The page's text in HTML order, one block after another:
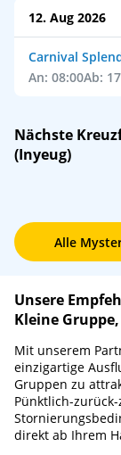
12. Aug 2026
Carnival
An: 08:00Ab:
Nächste
(Inyeug)
Alle
Unsere
Kleine
Mit unserem
einzigartige
Gruppen zu
Pünktlich-
direkt ab Ihrem